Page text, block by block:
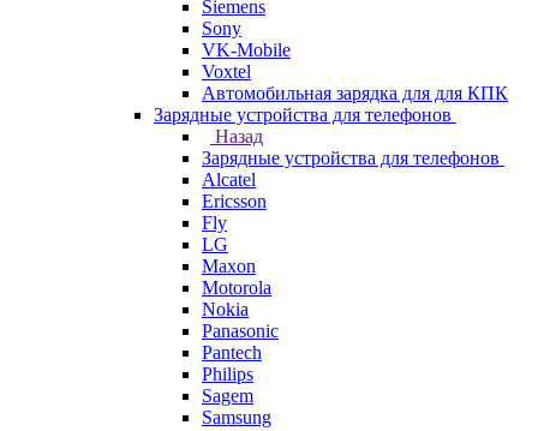
Siemens
Sony
VK-Mobile
Voxtel
Автомобильная зарядка для для КПК
Зарядные устройства для телефонов
Назад
Зарядные устройства для телефонов
Alcatel
Ericsson
Fly
LG
Maxon
Motorola
Nokia
Panasonic
Pantech
Philips
Sagem
Samsung